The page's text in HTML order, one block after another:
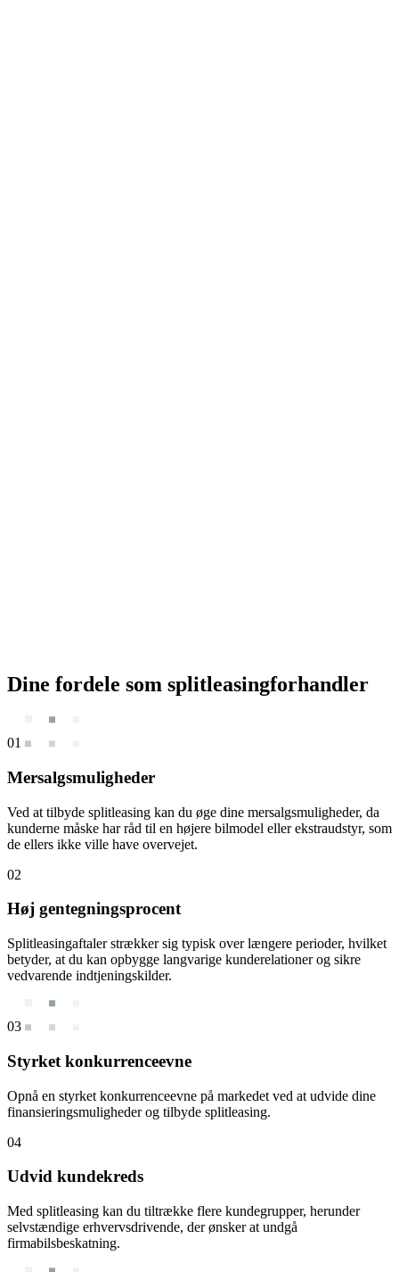
Dine fordele som splitleasingforhandler
01
Mersalgsmuligheder
Ved at tilbyde splitleasing kan du øge dine mersalgsmuligheder, da
kunderne måske har råd til en højere bilmodel eller ekstraudstyr, som
de ellers ikke ville have overvejet.
02
Høj gentegningsprocent
Splitleasingaftaler strækker sig typisk over længere perioder, hvilket
betyder, at du kan opbygge langvarige kunderelationer og sikre
vedvarende indtjeningskilder.
03
Styrket konkurrenceevne
Opnå en styrket konkurrenceevne på markedet ved at udvide dine
finansieringsmuligheder og tilbyde splitleasing.
04
Udvid kundekreds
Med splitleasing kan du tiltrække flere kundegrupper, herunder
selvstændige erhvervsdrivende, der ønsker at undgå
firmabilsbeskatning.